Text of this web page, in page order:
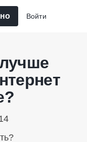
Войти